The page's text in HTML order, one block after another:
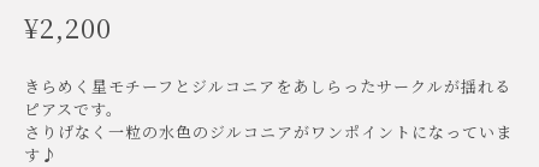
¥2,200
きらめく星モチーフとジルコニアをあしらったサークルが揺れる
ピアスです。
さりげなく一粒の水色のジルコニアがワンポイントになっていま
す♪